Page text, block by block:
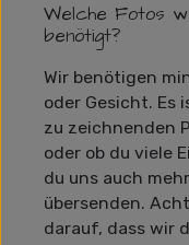
Welche Fotos
benötigt?
Wir benötigen
oder Gesicht. Es
zu zeichnenden
oder ob du viele
du uns auch
übersenden.
darauf, dass wir